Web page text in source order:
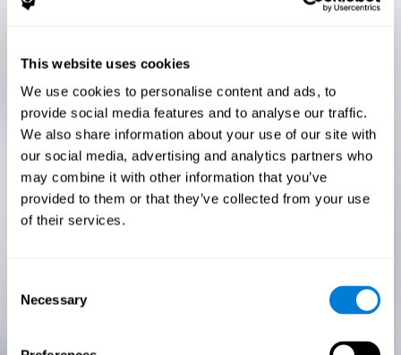
This website uses cookies
We use cookies to personalise content and ads, to
provide social media features and to analyse our traffic.
We also share information about your use of our site with
our social media, advertising and analytics partners who
may combine it with other information that you’ve
provided to them or that they’ve collected from your use
of their services.
Selection
Necessary